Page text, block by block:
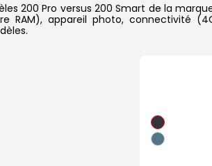
200 Pro versus 200 Smart de la
appareil photo, connectivité